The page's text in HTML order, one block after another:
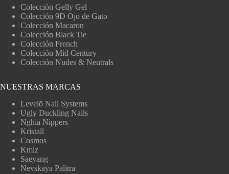
Colección Gelly Gel
Colección 9D Ojo de Gato
Colección Macaron
Colección Black Tie
Colección French
Colección Mid Century
Colección Nudes & Neutrals
NUESTRAS MARCAS
Levelō Nail Systems
Ugly Duckling Nails
Nghia Nippers
Kristall
Cosmos
Kmiz
Saeyang
Nevskaya Palitra